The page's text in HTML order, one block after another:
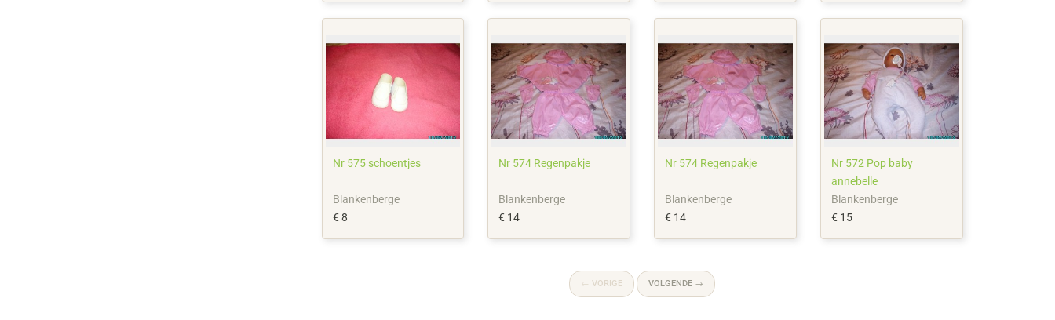
Nr 575 schoentjes
Blankenberge
€ 8
Nr 574 Regenpakje
Blankenberge
€ 14
Nr 574 Regenpakje
Blankenberge
€ 14
Nr 572 Pop baby
annebelle
Blankenberge
€ 15
← VORIGE VOLGENDE →